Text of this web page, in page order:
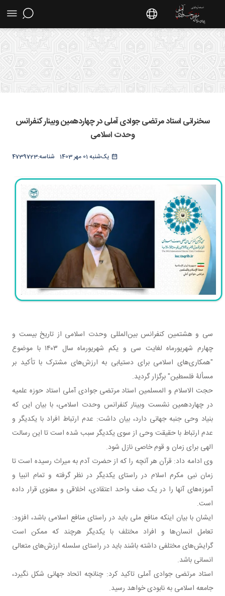
وبینار کنفرانس وحدت اسلامی - سایت استاد
مرتضی جوادی آملی
سخنرانی استاد مرتضی جوادی آملی در چهاردهمین وبینار کنفرانس
وحدت اسلامی
یک‌شنبه 01 مهر 1403 4739723شناسه:
سی و هشتمین کنفرانس بین‌المللی وحدت اسلامی از تاریخ بیست و
چهارم شهریورماه لغایت سی و یکم شهریورماه سال ۱۴۰۳ با موضوع
"همکاری‌های اسلامی برای دستیابی به ارزش‌های مشترک با تأکید بر
مسألۀ فلسطین" برگزار گردید.
حجت الاسلام و المسلمین استاد مرتضی جوادی آملی استاد حوزه علمیه
در ​​​​​​​چهاردهمین نشست وبینار کنفرانس وحدت اسلامی، با بیان این که
بنیاد وحی جنبه جهانی دارد، بیان داشت: عدم ارتباط افراد با یکدیگر و
عدم ارتباط با حقیقت وحی از سوی یکدیگر سبب شده است تا این رسالت
الهی برای زمان و قوم خاصی نازل شود.
وی ادامه داد: قرآن هر آنچه را که از حضرت آدم به میراث رسیده است تا
زمان نبی مکرم اسلام در راستای یکدیگر در نظر گرفته و تمام انبیا و
آموزه‌های آنها را در یک صف واحد اعتقادی، اخلاقی و معنوی قرار داده
است.
ایشان با بیان اینکه منافع ملی باید در راستای منافع اسلامی باشد، افزود:
تعامل انسان‌ها و افراد مختلف با یکدیگر هرچند که ممکن است
گرایش‌های مختلفی داشته باشند باید در راستای سلسله ارزش‌های متعالی
انسانی باشد.‌
استاد مرتضی جوادی آملی تاکید کرد: چنانچه اتحاد جهانی شکل نگیرد،
جامعه اسلامی به نابودی خواهد رسید.